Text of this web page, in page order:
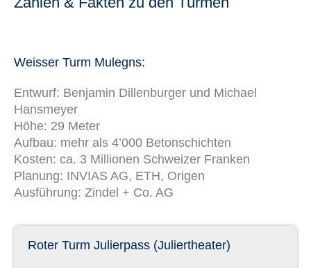
Weisser Turm Mulegns:
Entwurf: Benjamin Dillenburger und Michael
Hansmeyer
Höhe: 29 Meter
Aufbau: mehr als 4’000 Betonschichten
Kosten: ca. 3 Millionen Schweizer Franken
Planung: INVIAS AG, ETH, Origen
Ausführung: Zindel + Co. AG
Roter Turm Julierpass (Juliertheater)